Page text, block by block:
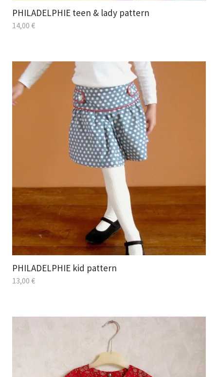
PHILADELPHIE teen & lady pattern
14,00 €
PHILADELPHIE kid pattern
13,00 €